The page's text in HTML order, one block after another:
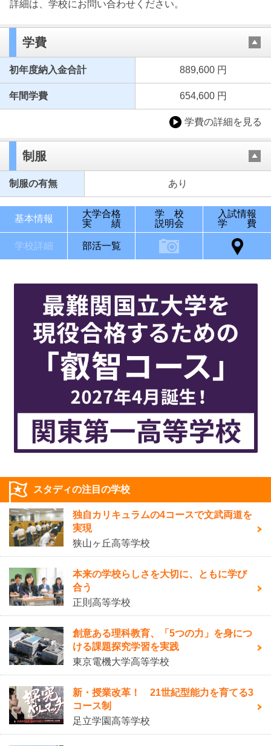
詳細は、学校にお問い合わせください。
学費
初年度納入金合計 889,600 円
年間学費 654,600 円
学費の詳細を見る
制服
制服の有無 あり
基本情報
大学合格
実 績
学 校
説明会
入試情報
学 費
学校詳細 部活一覧
スタディの注目の学校
独自カリキュラムの4コースで文武両道を
実現
狭山ヶ丘高等学校
本来の学校らしさを大切に、ともに学び
合う
正則高等学校
創意ある理科教育、「5つの力」を身につ
ける課題探究学習を実践
東京電機大学高等学校
新・授業改革！ 21世紀型能力を育てる3
コース制
足立学園高等学校